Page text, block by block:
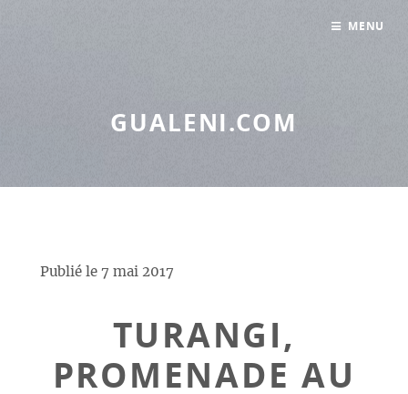
GUALENI.COM
Publié le 7 mai 2017
TURANGI,
PROMENADE AU
MENU